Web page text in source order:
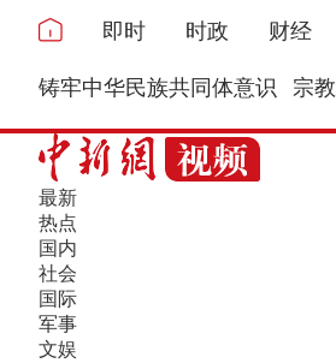
即时 时政 财经
铸牢中华民族共同体意识 宗教
最新
热点
国内
社会
国际
军事
文娱